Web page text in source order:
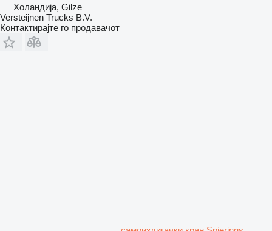
Холандија, Gilze
Versteijnen Trucks B.V.
Контактирајте го продавачот